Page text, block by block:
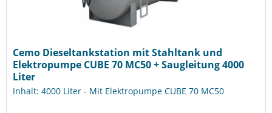
Cemo Dieseltankstation mit Stahltank und
Elektropumpe CUBE 70 MC50 + Saugleitung 4000
Liter
Inhalt: 4000 Liter - Mit Elektropumpe CUBE 70 MC50